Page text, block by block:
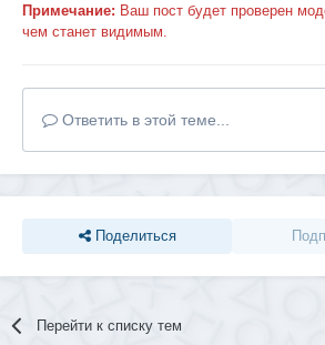
Примечание: Ваш пост будет проверен
чем станет видимым.
Ответить в этой теме...
Поделиться
Перейти к списку тем